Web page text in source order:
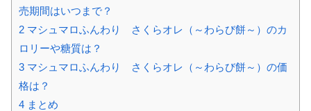
売期間はいつまで？
2 マシュマロふんわり さくらオレ（～わらび餅～）のカ
ロリーや糖質は？
3 マシュマロふんわり さくらオレ（～わらび餅～）の価
格は？
4 まとめ